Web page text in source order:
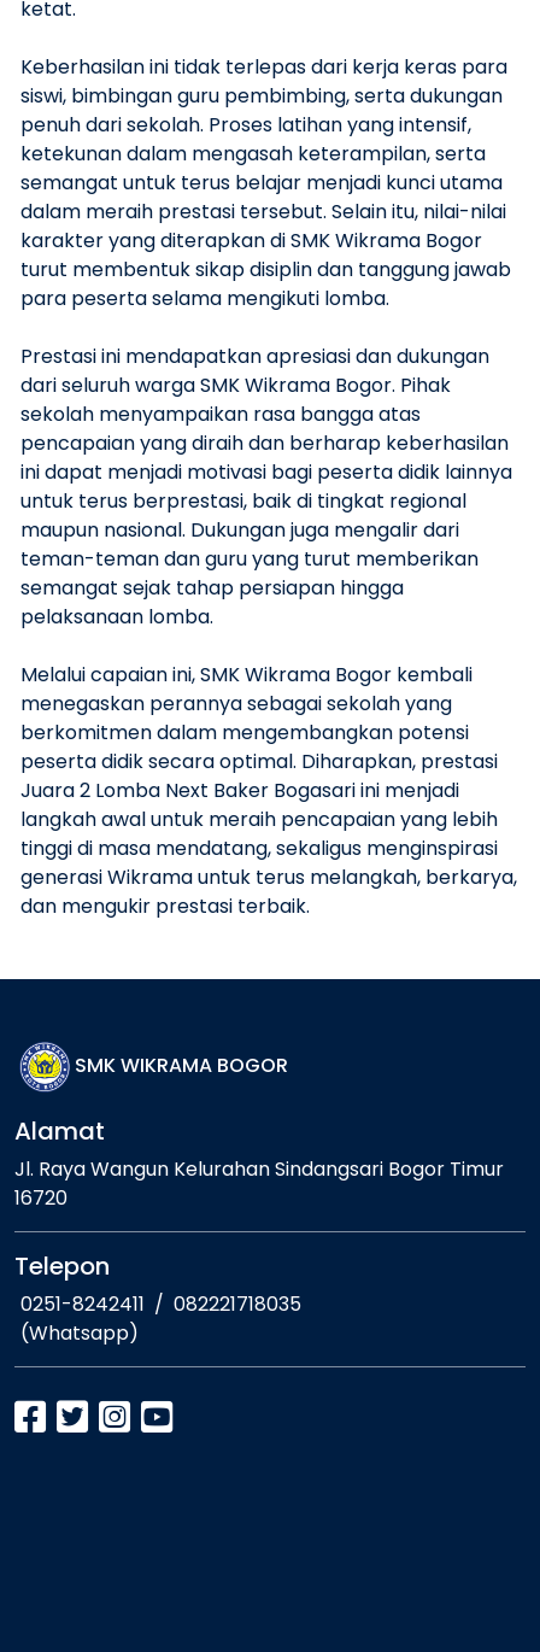
ketat.
Keberhasilan ini tidak terlepas dari kerja keras para
siswi, bimbingan guru pembimbing, serta dukungan
penuh dari sekolah. Proses latihan yang intensif,
ketekunan dalam mengasah keterampilan, serta
semangat untuk terus belajar menjadi kunci utama
dalam meraih prestasi tersebut. Selain itu, nilai-nilai
karakter yang diterapkan di SMK Wikrama Bogor
turut membentuk sikap disiplin dan tanggung jawab
para peserta selama mengikuti lomba.
Prestasi ini mendapatkan apresiasi dan dukungan
dari seluruh warga SMK Wikrama Bogor. Pihak
sekolah menyampaikan rasa bangga atas
pencapaian yang diraih dan berharap keberhasilan
ini dapat menjadi motivasi bagi peserta didik lainnya
untuk terus berprestasi, baik di tingkat regional
maupun nasional. Dukungan juga mengalir dari
teman-teman dan guru yang turut memberikan
semangat sejak tahap persiapan hingga
pelaksanaan lomba.
Melalui capaian ini, SMK Wikrama Bogor kembali
menegaskan perannya sebagai sekolah yang
berkomitmen dalam mengembangkan potensi
peserta didik secara optimal. Diharapkan, prestasi
Juara 2 Lomba Next Baker Bogasari ini menjadi
langkah awal untuk meraih pencapaian yang lebih
tinggi di masa mendatang, sekaligus menginspirasi
generasi Wikrama untuk terus melangkah, berkarya,
dan mengukir prestasi terbaik.
SMK WIKRAMA BOGOR
Alamat
Jl. Raya Wangun Kelurahan Sindangsari Bogor Timur
16720
Telepon
0251-8242411 / 082221718035
(Whatsapp)